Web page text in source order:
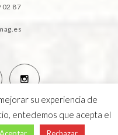
02 87
su experiencia de
entedemos que acepta el